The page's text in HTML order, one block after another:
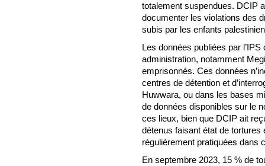
totalement suspendues. DCIP
documenter les violations des
subis par les enfants
Les données publiées par
administration, notamment
emprisonnés. Ces données
centres de détention et
Huwwara, ou dans les bases
de données disponibles sur le
ces lieux, bien que DCIP ait
détenus faisant état de
régulièrement pratiquées dans
En septembre 2023, 15 % de